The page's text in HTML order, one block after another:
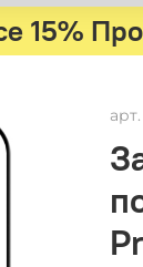
15%
арт.